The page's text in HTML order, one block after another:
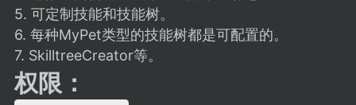
、管理方式等方面 的任何想法！...
11
5. 可定制技能和技能树。
6. 每种MyPet类型的技能树都是可配置的。
7. SkilltreeCreator等。
权限：